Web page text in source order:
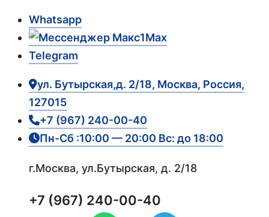
Whatsapp
Max
Telegram
ул. Бутырская,д. 2/18, Москва, Россия,
127015
+7 (967) 240-00-40
Пн-Сб :10:00 — 20:00 Вс: до 18:00
г.Москва, ул.Бутырская, д. 2/18
+7 (967) 240-00-40